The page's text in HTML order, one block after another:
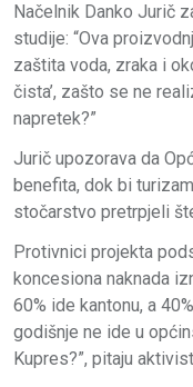
Načelnik Danko Jurič
studije: “Ova
zaštita voda, zraka i
čista’, zašto se ne
napretek?”
Jurič upozorava da
benefita, dok bi
stočarstvo pretrpjeli
Protivnici projekta
koncesiona naknada
60% ide kantonu, a
godišnje ne ide u
Kupres?”, pitaju